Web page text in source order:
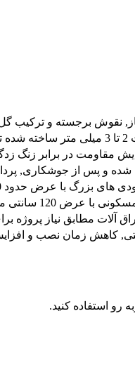
برجسته و ترکیب گل
مقاومت در برابر
شده و پس از جوشکاری,
متر که حرکت نرم و بازشوی متقارن را فراهم می کند.
ساختار سبک تر و طراحی مشابه مدل اصلی.
آلات مطابق نیاز پروژه
کاهش زمان نصب و
استفاده کنید.